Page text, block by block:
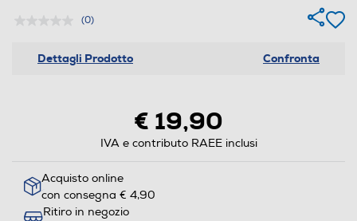
(0)
Dettagli Prodotto Confronta
€ 19,90
IVA e contributo RAEE inclusi
Acquisto online
con consegna € 4,90
Ritiro in negozio